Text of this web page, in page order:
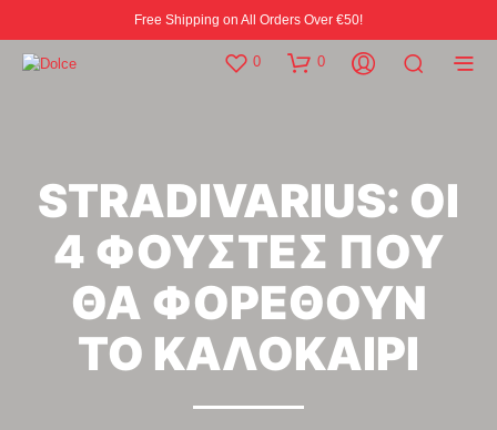
Free Shipping on All Orders Over €50!
0 0
STRADIVARIUS: ΟΙ
4 ΦΟΥΣΤΕΣ ΠΟΥ
ΘΑ ΦΟΡΕΘΟΥΝ
ΤΟ ΚΑΛΟΚΑΙΡΙ